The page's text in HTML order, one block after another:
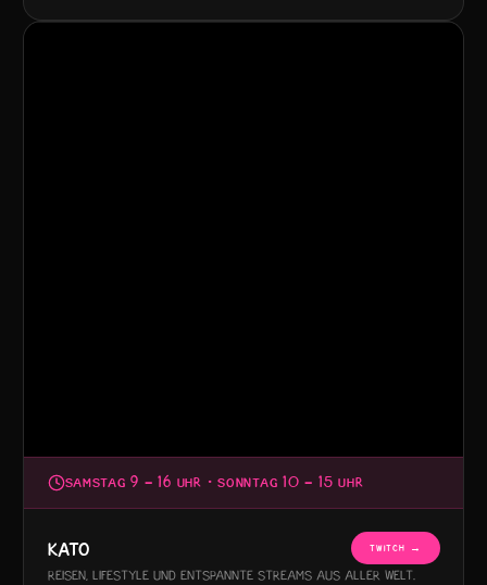
SAMSTAG 9 – 16 UHR · SONNTAG 10 – 15 UHR
KATO TWITCH →
Reisen, Lifestyle und entspannte Streams aus aller Welt.